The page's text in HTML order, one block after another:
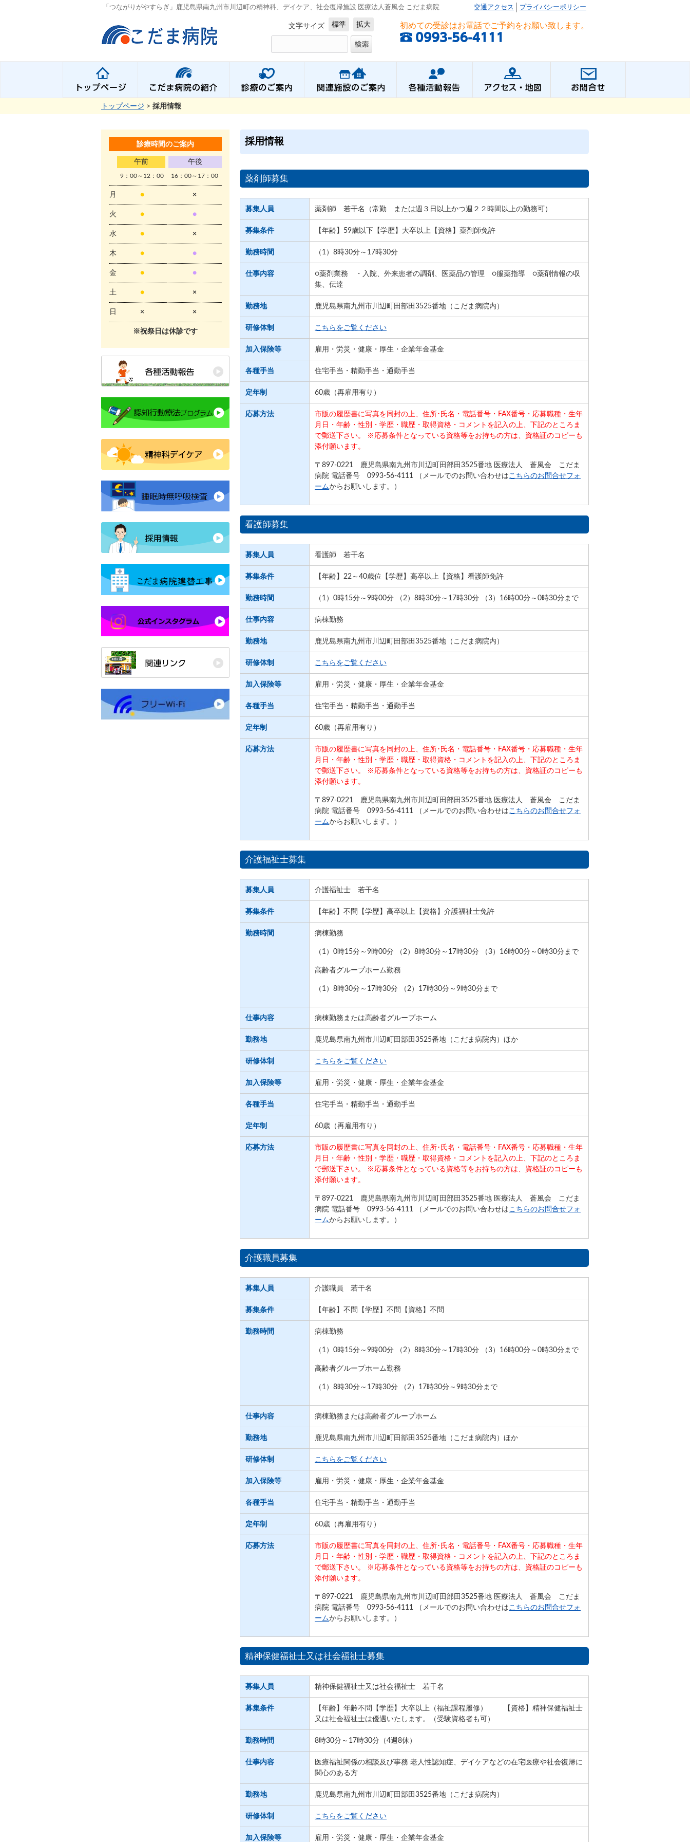
「つながりがやすらぎ」鹿児島県南九州市川辺町の精神科、デイケア、社会復帰施設 医療法人蒼風会 こだま病院 交通アクセス プライバシーポリシー
文字サイズ 標準 拡大 初めての受診はお電話でご予約をお願い致します。
トップページ > 採用情報
採用情報
薬剤師募集
募集人員 薬剤師 若干名（常勤 または週３日以上かつ週２２時間以上の勤務可）
募集条件 【年齢】59歳以下【学歴】大卒以上【資格】薬剤師免許
勤務時間 （1）8時30分～17時30分
仕事内容
○薬剤業務 ・入院、外来患者の調剤、医薬品の管理 ○服薬指導 ○薬剤情報の収
集、伝達
勤務地 鹿児島県南九州市川辺町田部田3525番地（こだま病院内）
研修体制 こちらをご覧ください
加入保険等 雇用・労災・健康・厚生・企業年金基金
各種手当 住宅手当・精勤手当・通勤手当
定年制 60歳（再雇用有り）
応募方法
市販の履歴書に写真を同封の上、住所･氏名・電話番号・FAX番号・応募職種・生年
月日・年齢・性別・学歴・職歴・取得資格・コメントを記入の上、下記のところま
で郵送下さい。 ※応募条件となっている資格等をお持ちの方は、資格証のコピーも
添付願います。
〒897-0221 鹿児島県南九州市川辺町田部田3525番地 医療法人 蒼風会 こだま
病院 電話番号 0993-56-4111 （メールでのお問い合わせはこちらのお問合せフォ
ームからお願いします。）
看護師募集
募集人員 看護師 若干名
募集条件 【年齢】22～40歳位【学歴】高卒以上【資格】看護師免許
勤務時間 （1）0時15分～9時00分 （2）8時30分～17時30分 （3）16時00分～0時30分まで
仕事内容 病棟勤務
勤務地 鹿児島県南九州市川辺町田部田3525番地（こだま病院内）
研修体制 こちらをご覧ください
加入保険等 雇用・労災・健康・厚生・企業年金基金
各種手当 住宅手当・精勤手当・通勤手当
定年制 60歳（再雇用有り）
応募方法
市販の履歴書に写真を同封の上、住所･氏名・電話番号・FAX番号・応募職種・生年
月日・年齢・性別・学歴・職歴・取得資格・コメントを記入の上、下記のところま
で郵送下さい。 ※応募条件となっている資格等をお持ちの方は、資格証のコピーも
添付願います。
〒897-0221 鹿児島県南九州市川辺町田部田3525番地 医療法人 蒼風会 こだま
病院 電話番号 0993-56-4111 （メールでのお問い合わせはこちらのお問合せフォ
ームからお願いします。）
介護福祉士募集
募集人員 介護福祉士 若干名
募集条件 【年齢】不問【学歴】高卒以上【資格】介護福祉士免許
勤務時間 病棟勤務
（1）0時15分～9時00分 （2）8時30分～17時30分 （3）16時00分～0時30分まで
高齢者グループホーム勤務
（1）8時30分～17時30分 （2）17時30分～9時30分まで
仕事内容 病棟勤務または高齢者グループホーム
勤務地 鹿児島県南九州市川辺町田部田3525番地（こだま病院内）ほか
研修体制 こちらをご覧ください
加入保険等 雇用・労災・健康・厚生・企業年金基金
各種手当 住宅手当・精勤手当・通勤手当
定年制 60歳（再雇用有り）
応募方法
市販の履歴書に写真を同封の上、住所･氏名・電話番号・FAX番号・応募職種・生年
月日・年齢・性別・学歴・職歴・取得資格・コメントを記入の上、下記のところま
で郵送下さい。 ※応募条件となっている資格等をお持ちの方は、資格証のコピーも
添付願います。
〒897-0221 鹿児島県南九州市川辺町田部田3525番地 医療法人 蒼風会 こだま
病院 電話番号 0993-56-4111 （メールでのお問い合わせはこちらのお問合せフォ
ームからお願いします。）
介護職員募集
募集人員 介護職員 若干名
募集条件 【年齢】不問【学歴】不問【資格】不問
勤務時間 病棟勤務
（1）0時15分～9時00分 （2）8時30分～17時30分 （3）16時00分～0時30分まで
高齢者グループホーム勤務
（1）8時30分～17時30分 （2）17時30分～9時30分まで
仕事内容 病棟勤務または高齢者グループホーム
勤務地 鹿児島県南九州市川辺町田部田3525番地（こだま病院内）ほか
研修体制 こちらをご覧ください
加入保険等 雇用・労災・健康・厚生・企業年金基金
各種手当 住宅手当・精勤手当・通勤手当
定年制 60歳（再雇用有り）
応募方法
市販の履歴書に写真を同封の上、住所･氏名・電話番号・FAX番号・応募職種・生年
月日・年齢・性別・学歴・職歴・取得資格・コメントを記入の上、下記のところま
で郵送下さい。 ※応募条件となっている資格等をお持ちの方は、資格証のコピーも
添付願います。
〒897-0221 鹿児島県南九州市川辺町田部田3525番地 医療法人 蒼風会 こだま
病院 電話番号 0993-56-4111 （メールでのお問い合わせはこちらのお問合せフォ
ームからお願いします。）
精神保健福祉士又は社会福祉士募集
募集人員 精神保健福祉士又は社会福祉士 若干名
募集条件
【年齢】年齢不問【学歴】大卒以上（福祉課程履修） 【資格】精神保健福祉士
又は社会福祉士は優遇いたします。（受験資格者も可）
勤務時間 8時30分～17時30分（4週8休）
仕事内容
医療福祉関係の相談及び事務 老人性認知症、デイケアなどの在宅医療や社会復帰に
関心のある方
勤務地 鹿児島県南九州市川辺町田部田3525番地（こだま病院内）
研修体制 こちらをご覧ください
加入保険等 雇用・労災・健康・厚生・企業年金基金
診療時間のご案内
午前 午後
9：00～12：00 16：00～17：00
月 ● ×
火 ● ●
水 ● ×
木 ● ●
金 ● ●
土 ● ×
日 × ×
※祝祭日は休診です